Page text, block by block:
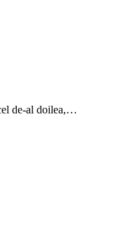
de-al doilea,…